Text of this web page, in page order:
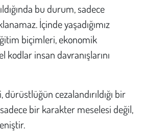
bu durum, sadece
İçinde yaşadığımız
biçimleri, ekonomik
insan davranışlarını
dürüstlüğün cezalandırıldığı bir
bir karakter meselesi değil,